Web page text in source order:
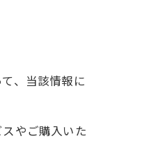
、当該情報に
やご購入いた